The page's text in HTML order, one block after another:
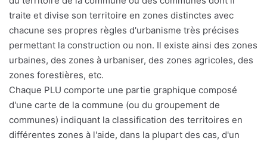
traite et divise son territoire en zones distinctes avec
chacune ses propres règles d'urbanisme très précises
permettant la construction ou non. Il existe ainsi des zones
urbaines, des zones à urbaniser, des zones agricoles, des
zones forestières, etc.
Chaque PLU comporte une partie graphique composé
d'une carte de la commune (ou du groupement de
communes) indiquant la classification des territoires en
différentes zones à l'aide, dans la plupart des cas, d'un